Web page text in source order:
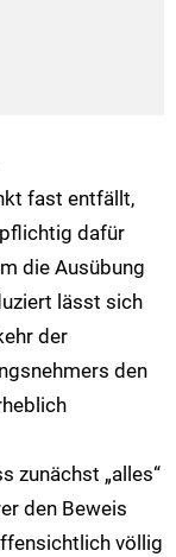
fast entfällt,
dafür
die Ausübung
lässt sich
der
den
zunächst „alles“
den Beweis
völlig